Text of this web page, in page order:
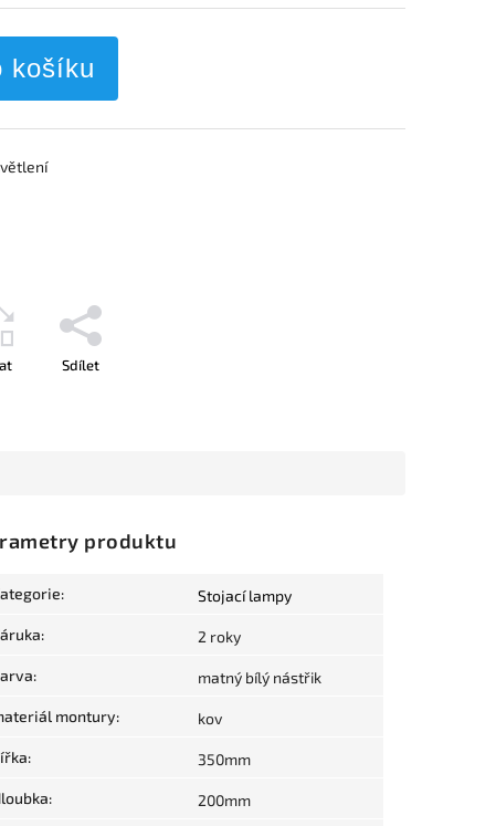
košíku
Sdílet
produktu
: Stojací lampy
: 2 roky
: matný bílý nástřik
montury: kov
: 350mm
: 200mm